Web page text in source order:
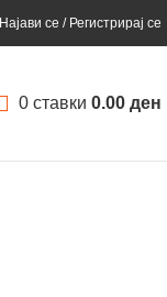
Најави се / Регистрирај се
0 ставки 0.00 ден